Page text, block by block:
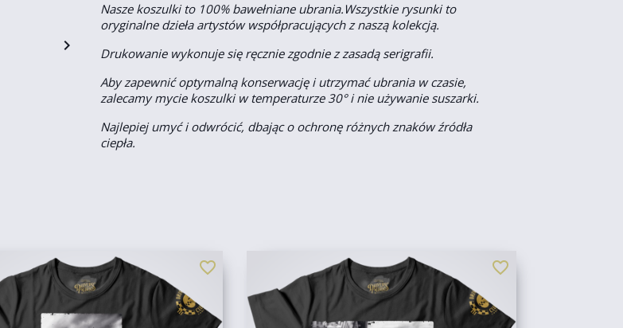

Nasze koszulki to 100% bawełniane ubrania.Wszystkie rysunki to
oryginalne dzieła artystów współpracujących z naszą kolekcją.
Drukowanie wykonuje się ręcznie zgodnie z zasadą serigrafii.
Aby zapewnić optymalną konserwację i utrzymać ubrania w czasie,
zalecamy mycie koszulki w temperaturze 30° i nie używanie suszarki.
Najlepiej umyć i odwrócić, dbając o ochronę różnych znaków źródła
ciepła.
favorite_border favorite_border